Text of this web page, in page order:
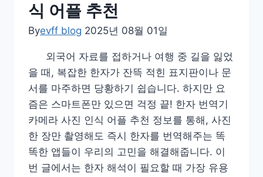
식 어플 추천
Byevff blog 2025년 08월 01일
외국어 자료를 접하거나 여행 중 길을 잃었
을 때, 복잡한 한자가 잔뜩 적힌 표지판이나 문
서를 마주하면 당황하기 쉽습니다. 하지만 요
즘은 스마트폰만 있으면 걱정 끝! 한자 번역기
카메라 사진 인식 어플 추천 정보를 통해, 사진
한 장만 촬영해도 즉시 한자를 번역해주는 똑
똑한 앱들이 우리의 고민을 해결해줍니다. 이
번 글에서는 한자 해석이 필요할 때 가장 유용